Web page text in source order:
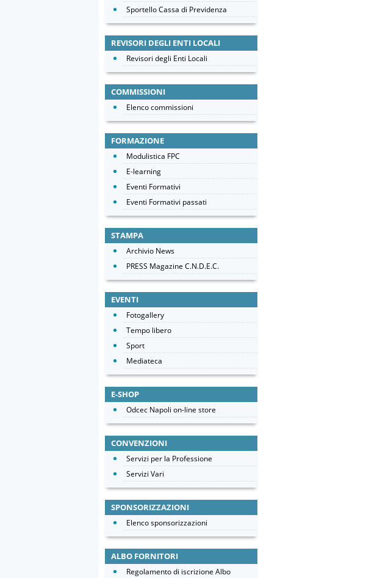
Sportello Cassa di Previdenza
REVISORI DEGLI ENTI LOCALI
Revisori degli Enti Locali
COMMISSIONI
Elenco commissioni
FORMAZIONE
Modulistica FPC
E-learning
Eventi Formativi
Eventi Formativi passati
STAMPA
Archivio News
PRESS Magazine C.N.D.E.C.
EVENTI
Fotogallery
Tempo libero
Sport
Mediateca
E-SHOP
Odcec Napoli on-line store
CONVENZIONI
Servizi per la Professione
Servizi Vari
SPONSORIZZAZIONI
Elenco sponsorizzazioni
ALBO FORNITORI
Regolamento di iscrizione Albo